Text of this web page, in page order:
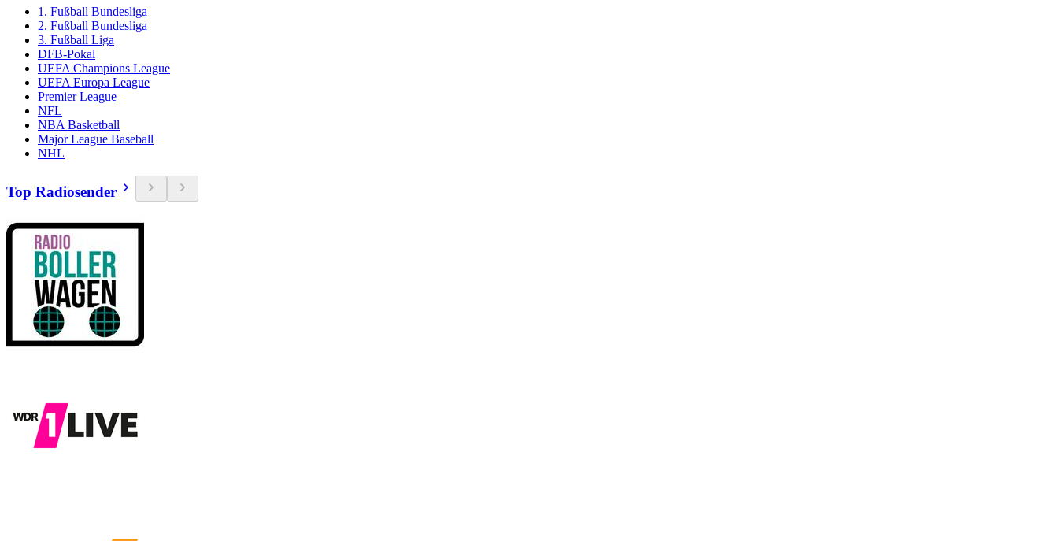
1. Fußball Bundesliga
2. Fußball Bundesliga
3. Fußball Liga
DFB-Pokal
UEFA Champions League
UEFA Europa League
Premier League
NFL
NBA Basketball
Major League Baseball
NHL
Top Radiosender